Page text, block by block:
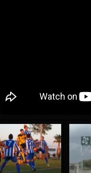
AFETSE
ASPRILLA
24
28